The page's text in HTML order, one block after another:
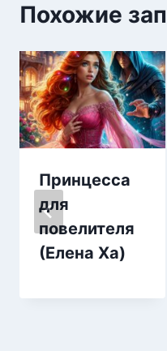
Похожие
Принцесса
для
повелителя
(Елена Ха)